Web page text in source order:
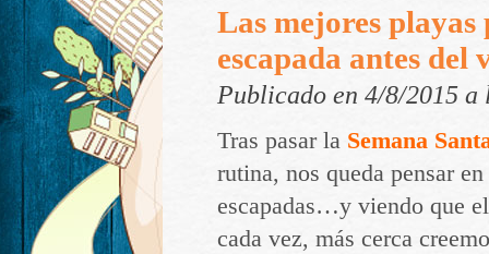
Las mejores playas
escapada antes del
Publicado en 4/8/2015
Tras pasar la Semana
rutina, nos queda pensar
escapadas…y viendo que
cada vez, más cerca